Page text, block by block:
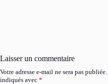
Laisser un commentaire
Votre adresse e-mail ne sera pas publiée.
indiqués avec *